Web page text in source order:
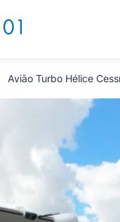
Avião Turbo Hélice